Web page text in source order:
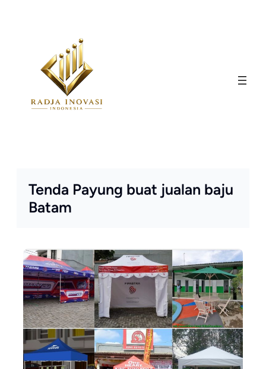
Tenda Payung buat jualan baju
Batam